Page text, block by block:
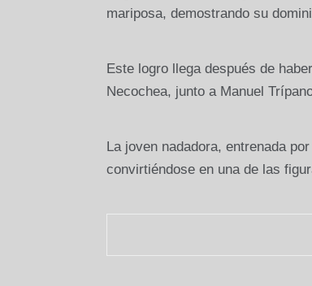
mariposa, demostrando su
Este logro llega después de
Necochea, junto a Manuel
La joven nadadora, entrenada
convirtiéndose en una de las